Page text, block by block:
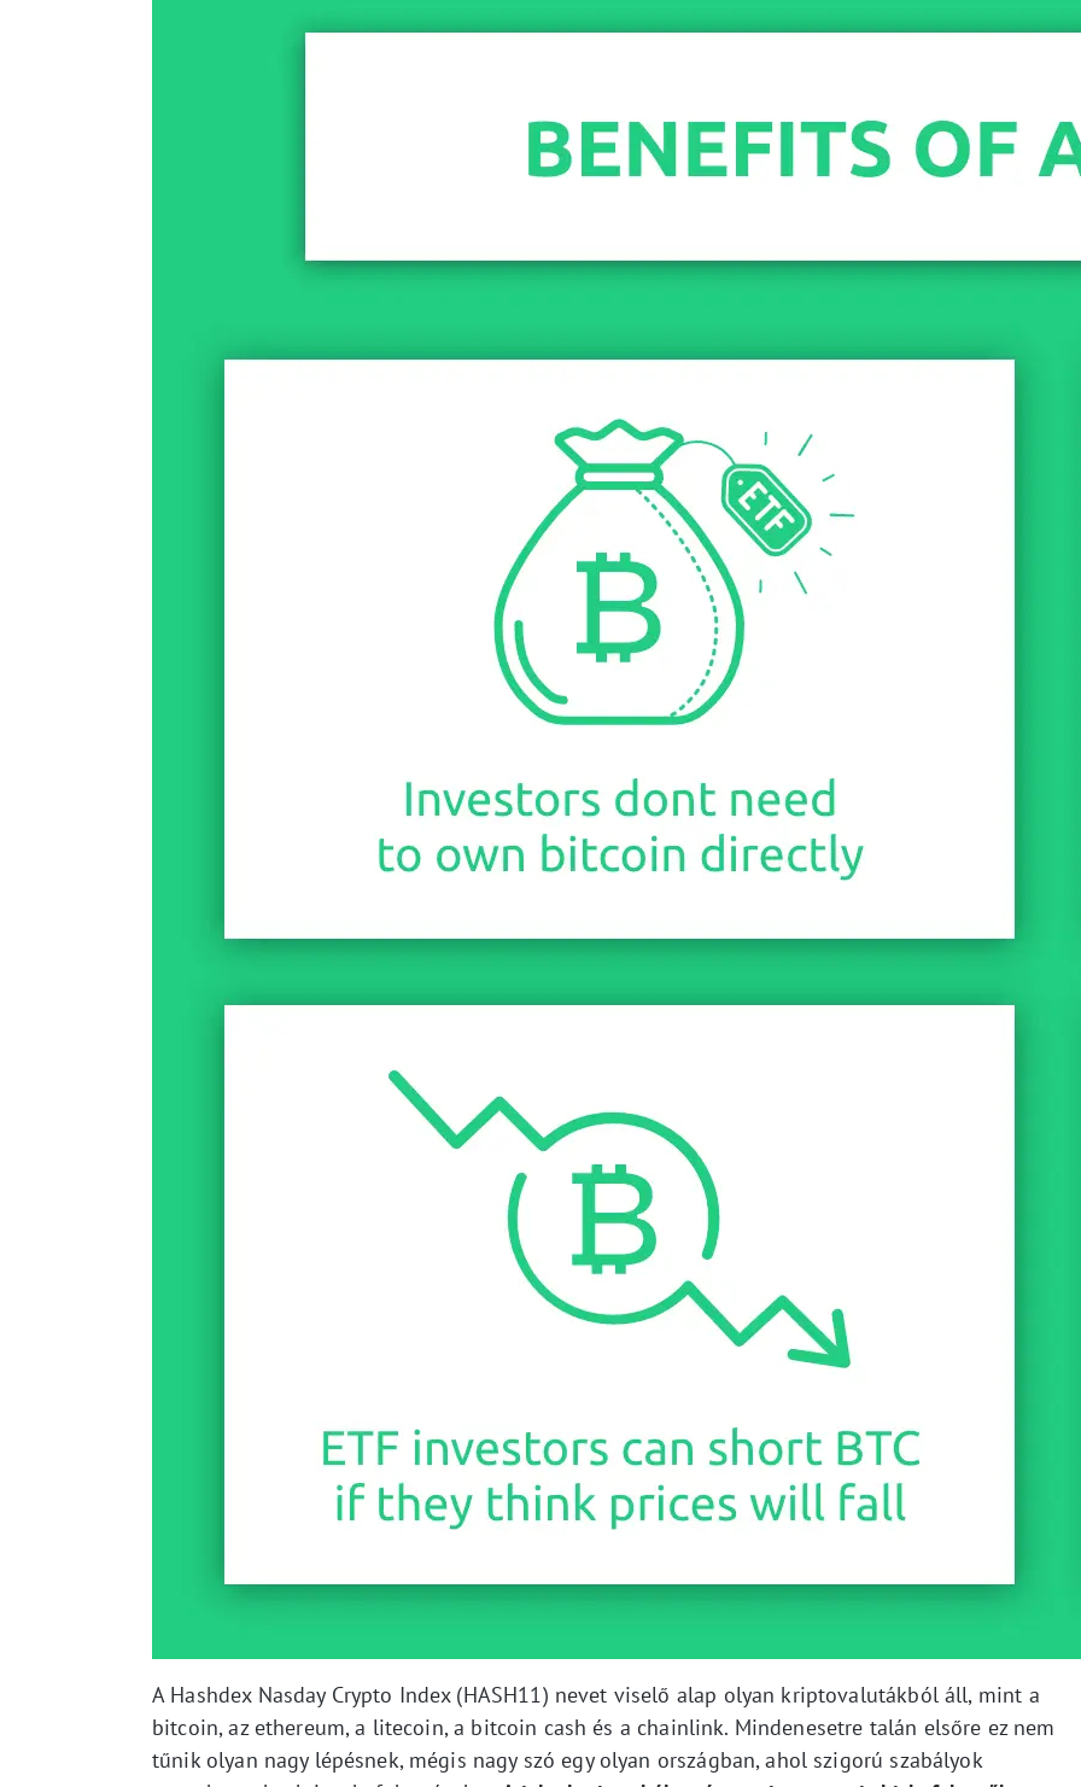
A Hashdex Nasday Crypto Index (HASH11) nevet viselő alap olyan kriptovalutákból áll, mint a
bitcoin, az ethereum, a litecoin, a bitcoin cash és a chainlink. Mindenesetre talán elsőre ez nem
tűnik olyan nagy lépésnek, mégis nagy szó egy olyan országban, ahol szigorú szabályok